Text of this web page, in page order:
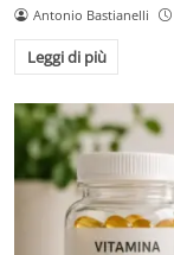
Antonio Bastianelli
Leggi di più